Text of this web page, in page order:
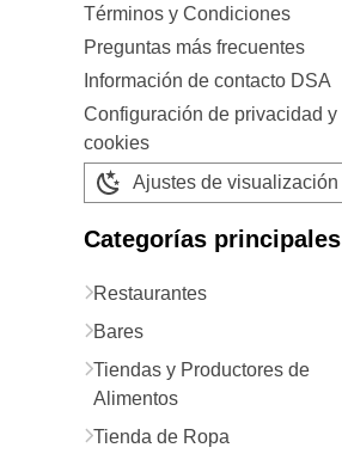
Términos y Condiciones
Preguntas más frecuentes
Información de contacto DSA
Configuración de privacidad y
cookies
Ajustes de visualización
Categorías principales
Restaurantes
Bares
Tiendas y Productores de
Alimentos
Tienda de Ropa